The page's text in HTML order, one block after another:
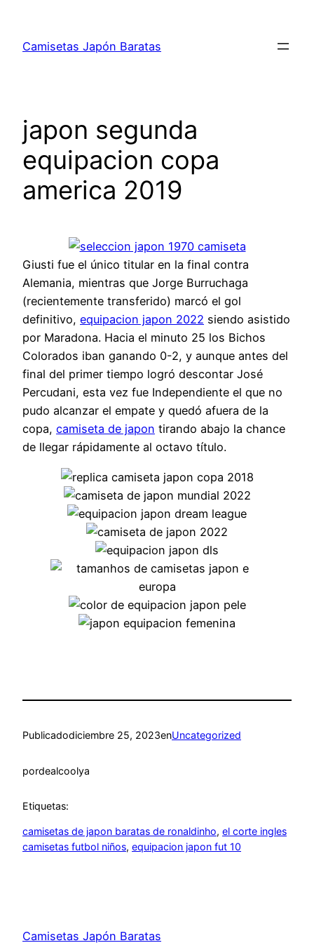
contenido
Camisetas Japón Baratas
japon segunda
equipacion copa
america 2019
Giusti fue el único titular en la final contra
Alemania, mientras que Jorge Burruchaga
(recientemente transferido) marcó el gol
definitivo, equipacion japon 2022 siendo asistido
por Maradona. Hacia el minuto 25 los Bichos
Colorados iban ganando 0-2, y aunque antes del
final del primer tiempo logró descontar José
Percudani, esta vez fue Independiente el que no
pudo alcanzar el empate y quedó afuera de la
copa, camiseta de japon tirando abajo la chance
de llegar rápidamente al octavo título.
Publicadodiciembre 25, 2023enUncategorized
pordealcoolya
Etiquetas:
camisetas de japon baratas de ronaldinho, el corte ingles
camisetas futbol niños, equipacion japon fut 10
Camisetas Japón Baratas